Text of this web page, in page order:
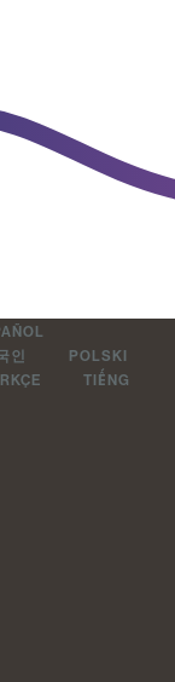
인
POLSKI
TIẾNG